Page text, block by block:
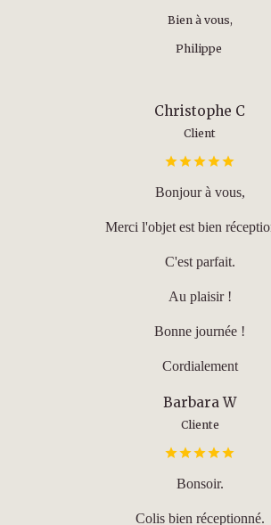
Bien à vous,
Philippe
Christophe C
Client
Bonjour à vous,
Merci l'objet est bien
C'est parfait.
Au plaisir !
Bonne journée !
Cordialement
Barbara W
Cliente
Bonsoir.
Colis bien réceptionné.